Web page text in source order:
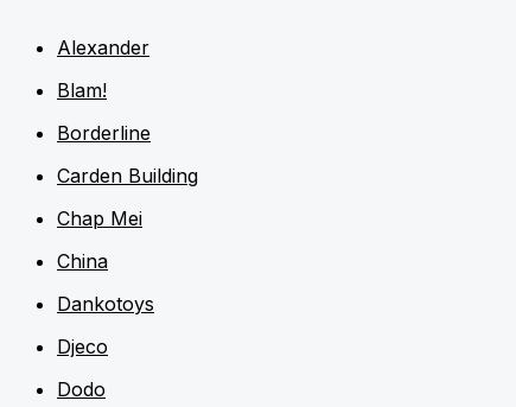
Alexander
Blam!
Borderline
Carden Building
Chap Mei
China
Dankotoys
Djeco
Dodo